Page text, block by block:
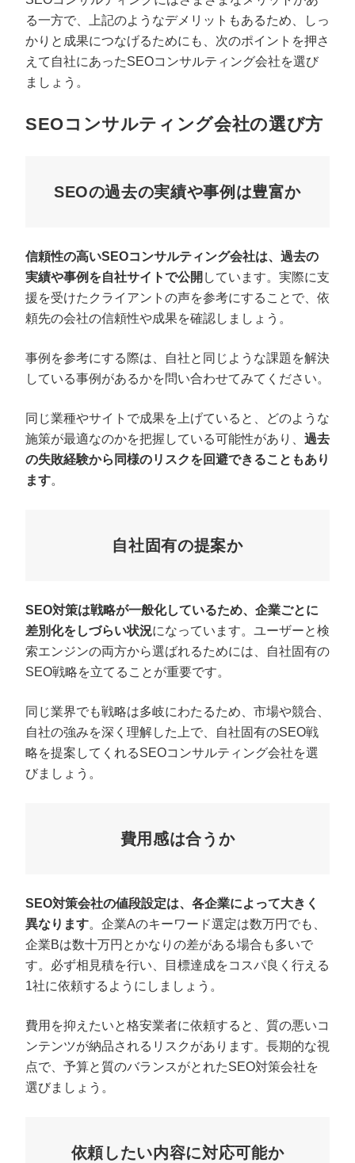
る一方で、上記のようなデメリットもあるため、しっ
かりと成果につなげるためにも、次のポイントを押さ
えて自社にあったSEOコンサルティング会社を選び
ましょう。
SEOコンサルティング会社の選び方
SEOの過去の実績や事例は豊富か
信頼性の高いSEOコンサルティング会社は、過去の
実績や事例を自社サイトで公開 しています。実際に支
援を受けたクライアントの声を参考にすることで、依
頼先の会社の信頼性や成果を確認しましょう。
事例を参考にする際は、自社と同じような課題を解決
している事例があるかを問い合わせてみてください。
同じ業種やサイトで成果を上げていると、どのような
施策が最適なのかを把握している可能性があり、 過去
の失敗経験から同様のリスクを回避できることもあり
ます。
自社固有の提案か
SEO対策は戦略が一般化しているため、企業ごとに
差別化をしづらい状況になっています。ユーザーと検
索エンジンの両方から選ばれるためには、自社固有の
SEO戦略を立てることが重要です。
同じ業界でも戦略は多岐にわたるため、市場や競合、
自社の強みを深く理解した上で、自社固有のSEO戦
略を提案してくれるSEOコンサルティング会社を選
びましょう。
費用感は合うか
SEO対策会社の値段設定は、各企業によって大きく
異なります。企業Aのキーワード選定は数万円でも、
企業Bは数十万円とかなりの差がある場合も多いで
す。必ず相見積を行い、目標達成をコスパ良く行える
1社に依頼するようにしましょう。
費用を抑えたいと格安業者に依頼すると、質の悪いコ
ンテンツが納品されるリスクがあります。長期的な視
点で、予算と質のバランスがとれたSEO対策会社を
選びましょう。
依頼したい内容に対応可能か